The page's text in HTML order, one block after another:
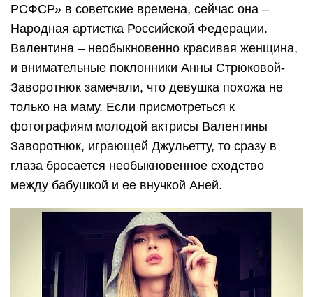
РСФСР» в советские времена, сейчас она –
Народная артистка Российской Федерации.
Валентина – необыкновенно красивая женщина,
и внимательные поклонники Анны Стрюковой-
Заворотнюк замечали, что девушка похожа не
только на маму. Если присмотреться к
фотографиям молодой актрисы Валентины
Заворотнюк, играющей Джульетту, то сразу в
глаза бросается необыкновенное сходство
между бабушкой и ее внучкой Аней.